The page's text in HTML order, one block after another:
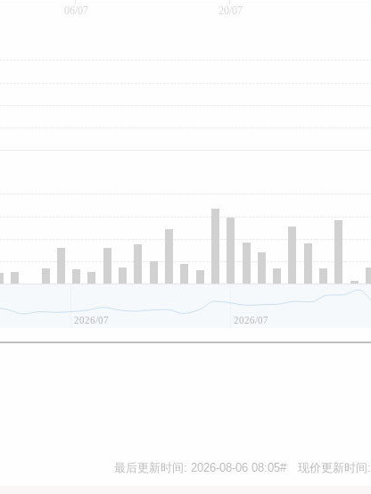
06/07 20/07
2026/07 2026/07
最后更新时间: 2026-08-06 08:05# 现价更新时间: